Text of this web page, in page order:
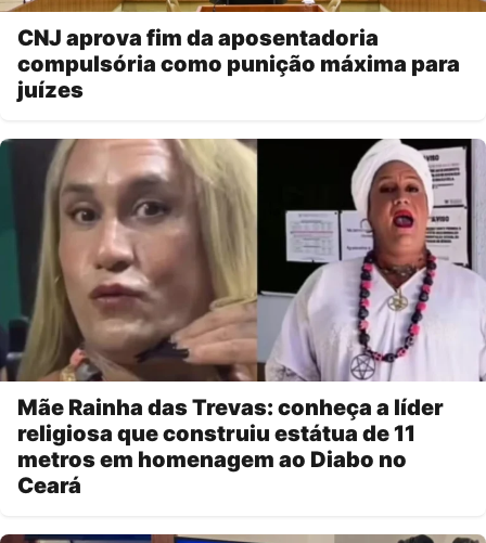
CNJ aprova fim da aposentadoria
compulsória como punição máxima para
juízes
Mãe Rainha das Trevas: conheça a líder
religiosa que construiu estátua de 11
metros em homenagem ao Diabo no
Ceará